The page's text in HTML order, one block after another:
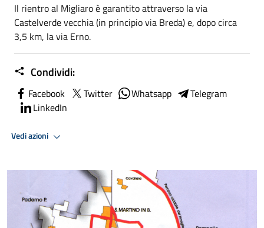
Il rientro al Migliaro è garantito attraverso la via
Castelverde vecchia (in principio via Breda) e, dopo circa
3,5 km, la via Erno.
Condividi:
Facebook Twitter Whatsapp
Telegram
LinkedIn
Vedi azioni